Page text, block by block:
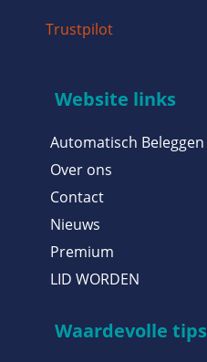
Trustpilot
Website links
Automatisch Beleggen
Over ons
Contact
Nieuws
Premium
LID WORDEN
Waardevolle tips